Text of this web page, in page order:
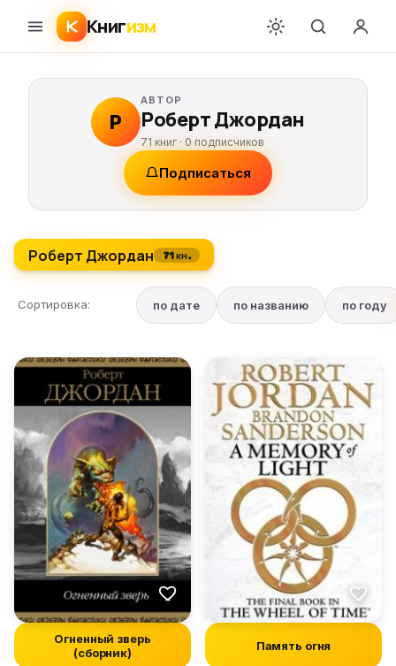
Книгизм
Р
АВТОР
Роберт Джордан
71 книг ·0 подписчиков
Подписаться
Роберт Джордан 71 кн.
Сортировка: по дате по названию по году
Огненный зверь
(сборник)
Память огня